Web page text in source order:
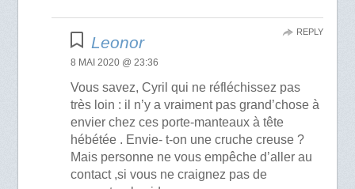
Leonor
8 MAI 2020 @ 23:36
Vous savez, Cyril qui ne réfléchissez pas
très loin : il n’y a vraiment pas grand’chose à
envier chez ces porte-manteaux à tête
hébétée . Envie- t-on une cruche creuse ?
Mais personne ne vous empêche d’aller au
contact ,si vous ne craignez pas de
REPLY